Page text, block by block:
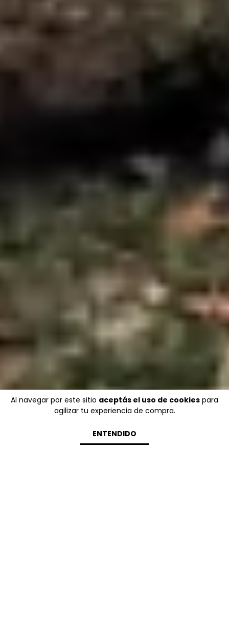
Al navegar por este sitio aceptás el uso de cookies para
agilizar tu experiencia de compra.
ENTENDIDO